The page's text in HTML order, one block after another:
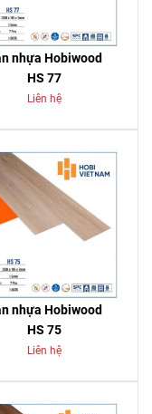
nhựa Hobiwood
HS 77
Liên hệ
nhựa Hobiwood
HS 75
Liên hệ